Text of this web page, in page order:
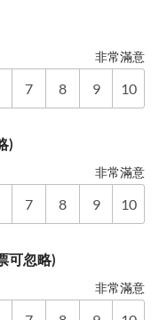
非常滿意
7 8 9 10
)
非常滿意
7 8 9 10
可忽略)
非常滿意